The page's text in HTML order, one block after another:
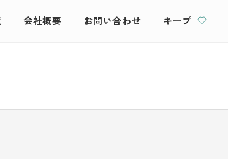
会社概要 お問い合わせ キープ